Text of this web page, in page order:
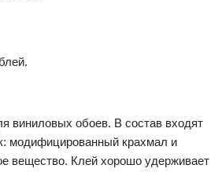
виниловых обоев. В состав входят
модифицированный крахмал и
вещество. Клей хорошо удерживает